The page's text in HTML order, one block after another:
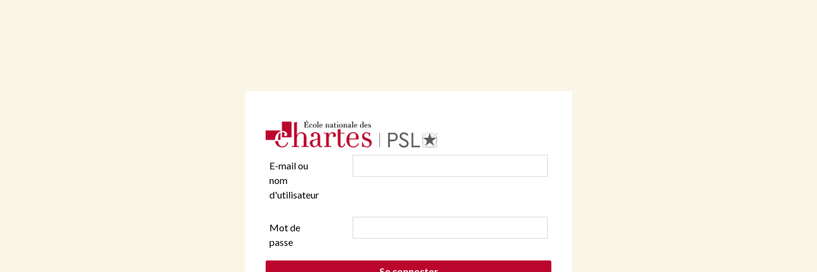
E-mail ou
nom
d'utilisateur
Mot de
passe